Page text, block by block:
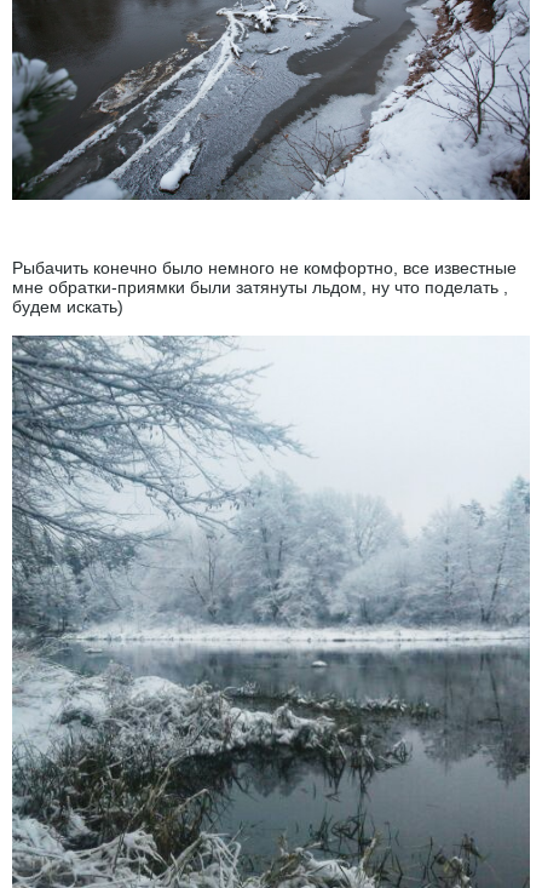
Рыбачить конечно было немного не комфортно, все известные
мне обратки-приямки были затянуты льдом, ну что поделать ,
будем искать)